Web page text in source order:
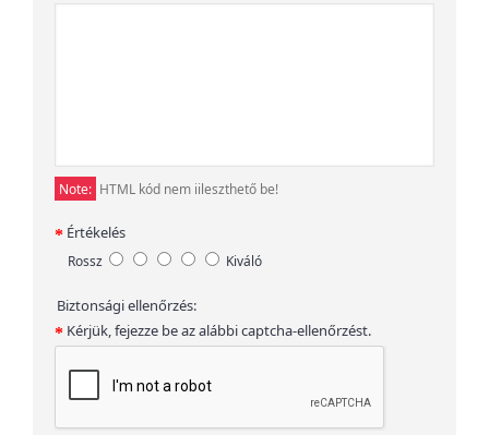
Note: HTML kód nem iileszthető be!
Értékelés
Rossz Kiváló
Biztonsági ellenőrzés:
Kérjük, fejezze be az alábbi captcha-ellenőrzést.